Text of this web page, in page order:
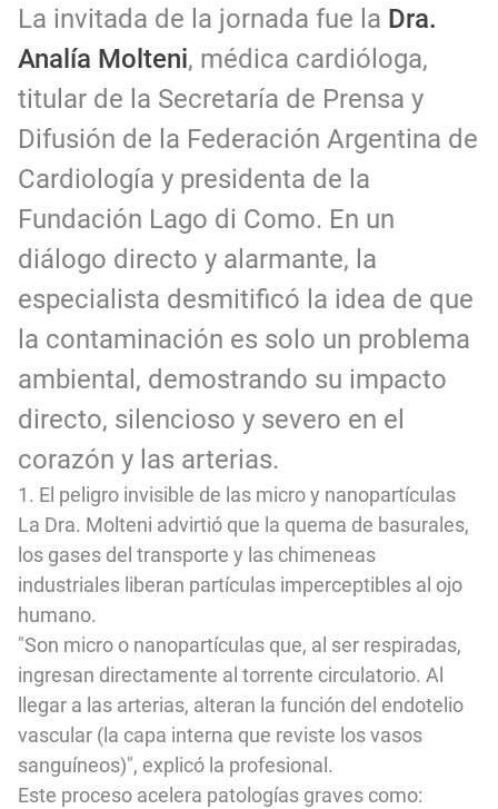
La invitada de la jornada fue la Dra.
Analía Molteni, médica cardióloga,
titular de la Secretaría de Prensa y
Difusión de la Federación Argentina de
Cardiología y presidenta de la
Fundación Lago di Como. En un
diálogo directo y alarmante, la
especialista desmitificó la idea de que
la contaminación es solo un problema
ambiental, demostrando su impacto
directo, silencioso y severo en el
corazón y las arterias.
1. El peligro invisible de las micro y nanopartículas
La Dra. Molteni advirtió que la quema de basurales,
los gases del transporte y las chimeneas
industriales liberan partículas imperceptibles al ojo
humano.
"Son micro o nanopartículas que, al ser respiradas,
ingresan directamente al torrente circulatorio. Al
llegar a las arterias, alteran la función del endotelio
vascular (la capa interna que reviste los vasos
sanguíneos)", explicó la profesional.
Este proceso acelera patologías graves como: